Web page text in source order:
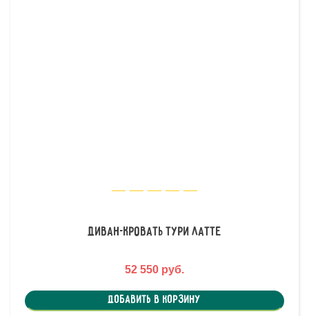
Диван-кровать Тури Латте
52 550 руб.
Добавить в корзину